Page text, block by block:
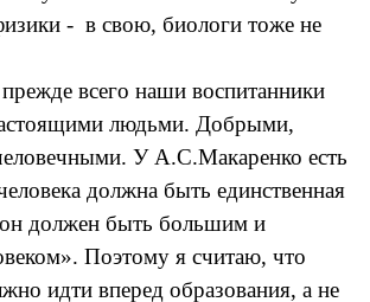
- в свою, биологи тоже не
всего наши воспитанники
людьми. Добрыми,
У А.С.Макаренко есть
должна быть единственная
он должен быть большим и
Поэтому я считаю, что
идти вперед образования, а не